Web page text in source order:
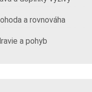
a rovnováha
a pohyb